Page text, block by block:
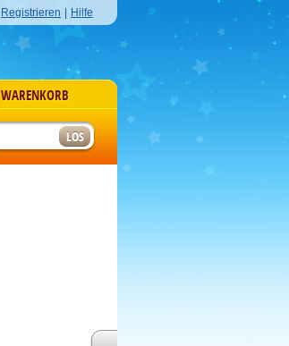
Registrieren Hilfe
WARENKORB